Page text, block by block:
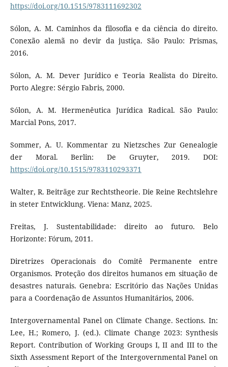
https://doi.org/10.1515/9783111692302
Sólon, A. M. Caminhos da filosofia e da ciência do direito.
Conexão alemã no devir da justiça. São Paulo: Prismas,
2016.
Sólon, A. M. Dever Jurídico e Teoria Realista do Direito.
Porto Alegre: Sérgio Fabris, 2000.
Sólon, A. M. Hermenêutica Jurídica Radical. São Paulo:
Marcial Pons, 2017.
Sommer, A. U. Kommentar zu Nietzsches Zur Genealogie
der Moral. Berlin: De Gruyter, 2019. DOI:
https://doi.org/10.1515/9783110293371
Walter, R. Beiträge zur Rechtstheorie. Die Reine Rechtslehre
in steter Entwicklung. Viena: Manz, 2025.
Freitas, J. Sustentabilidade: direito ao futuro. Belo
Horizonte: Fórum, 2011.
Diretrizes Operacionais do Comitê Permanente entre
Organismos. Proteção dos direitos humanos em situação de
desastres naturais. Genebra: Escritório das Nações Unidas
para a Coordenação de Assuntos Humanitários, 2006.
Intergovernamental Panel on Climate Change. Sections. In:
Lee, H.; Romero, J. (ed.). Climate Change 2023: Synthesis
Report. Contribution of Working Groups I, II and III to the
Sixth Assessment Report of the Intergovernmental Panel on